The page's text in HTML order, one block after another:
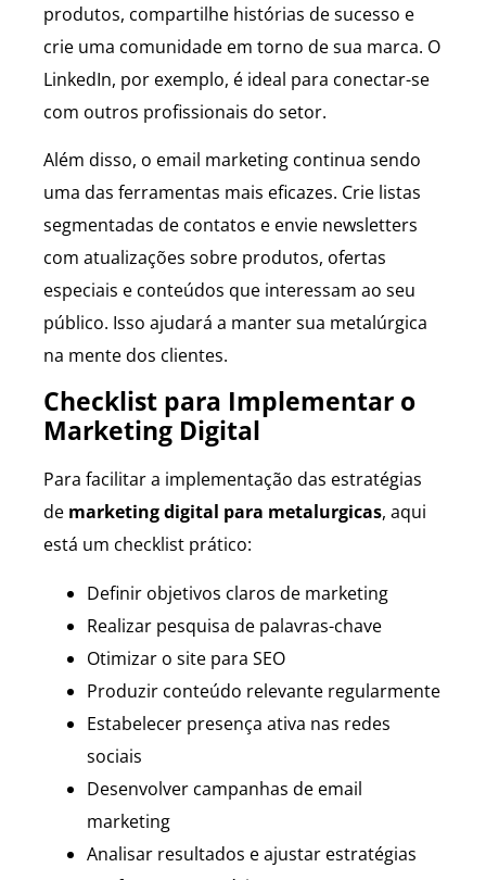
produtos, compartilhe histórias de sucesso e
crie uma comunidade em torno de sua marca. O
LinkedIn, por exemplo, é ideal para conectar-se
com outros profissionais do setor.
Além disso, o email marketing continua sendo
uma das ferramentas mais eficazes. Crie listas
segmentadas de contatos e envie newsletters
com atualizações sobre produtos, ofertas
especiais e conteúdos que interessam ao seu
público. Isso ajudará a manter sua metalúrgica
na mente dos clientes.
Checklist para Implementar o
Marketing Digital
Para facilitar a implementação das estratégias
de marketing digital para metalurgicas, aqui
está um checklist prático:
Definir objetivos claros de marketing
Realizar pesquisa de palavras-chave
Otimizar o site para SEO
Produzir conteúdo relevante regularmente
Estabelecer presença ativa nas redes
sociais
Desenvolver campanhas de email
marketing
Analisar resultados e ajustar estratégias